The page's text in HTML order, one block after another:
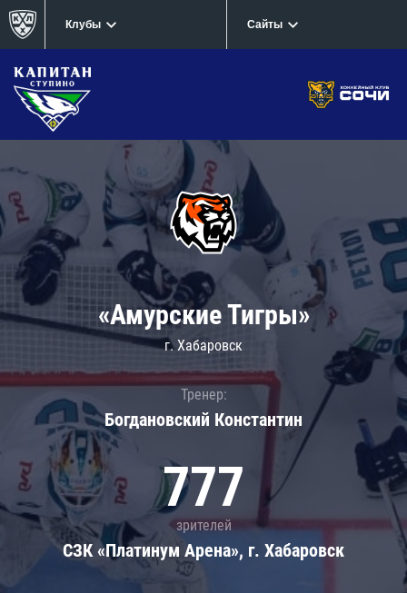
Клубы Сайты
«Амурские Тигры»
г. Хабаровск
Тренер:
Богдановский Константин
777
зрителей
СЗК «Платинум Арена», г. Хабаровск